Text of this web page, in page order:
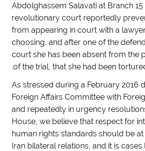
Abdolghassem Salavati at Branch 15
revolutionary court reportedly
from appearing in court with a
choosing, and after one of the
court she has been absent from the
of the trial, that she had been
As stressed during a February 2016
Foreign Affairs Committee with
and repeatedly in urgency
House, we believe that respect for
human rights standards should be
Iran bilateral relations, and it is cases